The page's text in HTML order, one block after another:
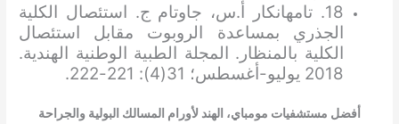
18. تامهانكار أ.س، جاوتام ج. استئصال الكلية
الجذري بمساعدة الروبوت مقابل استئصال
الكلية بالمنظار. المجلة الطبية الوطنية الهندية.
2018 يوليو-أغسطس؛ 31(4): 221-222.
أفضل مستشفيات مومباي، الهند لأورام المسالك البولية والجراحة